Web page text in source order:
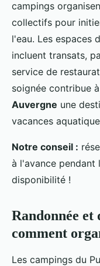
campings
collectifs pour
l'eau. Les espaces
incluent transats,
service de
soignée contribue
Auvergne une
vacances
Notre conseil :
à l'avance pendant
disponibilité !
Randonnée et
comment
Les campings du